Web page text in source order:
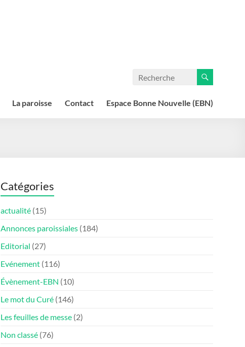
La paroisse Contact Espace Bonne Nouvelle (EBN)
Catégories
actualité (15)
Annonces paroissiales (184)
Editorial (27)
Evénement (116)
Évènement-EBN (10)
Le mot du Curé (146)
Les feuilles de messe (2)
Non classé (76)